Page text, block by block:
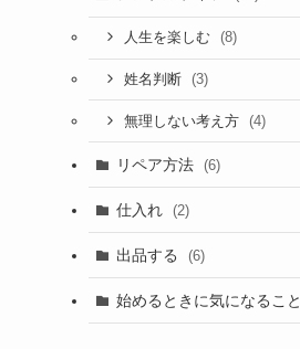
人生を楽しむ (8)
姓名判断 (3)
無理しない考え方 (4)
リペア方法 (6)
仕入れ (2)
出品する (6)
始めるときに気になること